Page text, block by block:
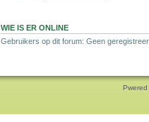
WIE IS ER ONLINE
Gebruikers op dit forum: Geen